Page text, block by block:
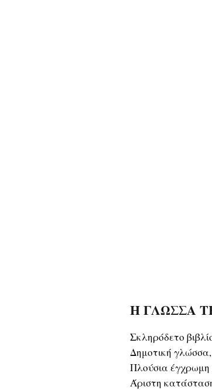
Η ΓΛΩΣΣΑ
Σκληρόδετο
Δημοτική
Πλούσια έγχρωμη
Άριστη